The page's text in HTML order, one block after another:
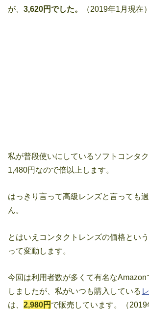
が、3,620円でした。 （2019年1月現在）
私が普段使いにしているソフトコンタ
1,480円なので倍以上します。
はっきり言って高級レンズと言っても
ん。
とはいえコンタクトレンズの価格とい
って変動します。
今回は利用者数が多くて有名なAmazon
しましたが、私がいつも購入している
は、2,980円 で販売しています。（2019